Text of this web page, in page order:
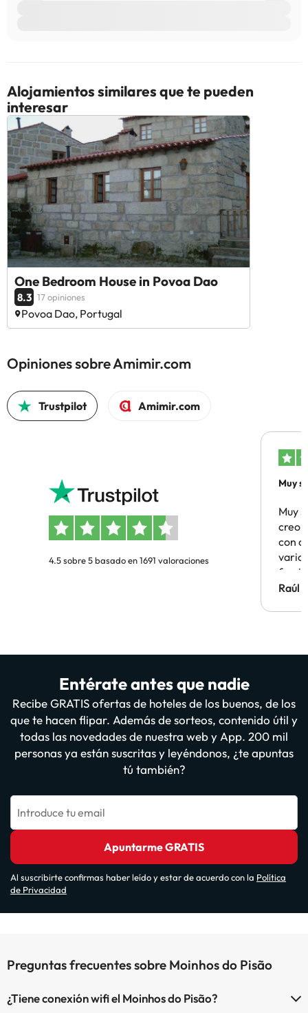
Alojamientos similares que te pueden
interesar
One Bedroom House in Povoa Dao
8.3 17 opiniones
Povoa Dao, Portugal
Opiniones sobre Amimir.com
Trustpilot Amimir.com
4.5 sobre 5 basado en 1691 valoraciones
Muy
Muy
creo
con
Hotel
Raúl
Entérate antes que nadie
Recibe GRATIS ofertas de hoteles de los buenos, de los
que te hacen flipar. Además de sorteos, contenido útil y
todas las novedades de nuestra web y App. 200 mil
personas ya están suscritas y leyéndonos, ¿te apuntas
tú también?
Introduce tu email
Apuntarme GRATIS
Al suscribirte confirmas haber leído y estar de acuerdo con la Política
de Privacidad
Preguntas frecuentes sobre Moinhos do Pisão
¿Tiene conexión wifi el Moinhos do Pisão?